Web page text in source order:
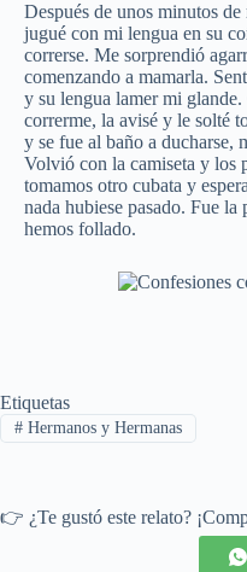
Después de unos minutos
jugué con mi lengua en su
correrse. Me sorprendió
comenzando a mamarla.
y su lengua lamer mi
correrme, la avisé y le solté
y se fue al baño a ducharse,
Volvió con la camiseta y los
tomamos otro cubata y
nada hubiese pasado. Fue la
hemos follado.
Etiquetas
#Hermanos y Hermanas
👉 ¿Te gustó este relato?